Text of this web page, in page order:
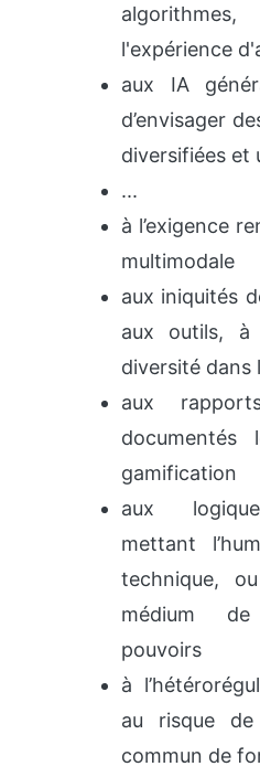
l'expérience
aux IA
d’envisager
diversifiées et
...
à l’exigence
multimodale
aux iniquités
aux outils, à
diversité dans
aux
gamification
aux
mettant
technique,
médium
pouvoirs
à
au risque
commun de